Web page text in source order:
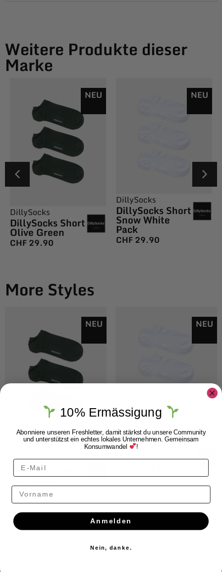
Weitere Produkte dieser
Marke
NEU
DillySocks
DillySocks Short
Olive Green
CHF29.90
NEU
DillySocks
DillySocks Short
Snow White
Pack
CHF29.90
More Styles
NEU
DillySocks
DillySocks Short
Olive Green
CHF29.90
NEU
DillySocks
DillySocks Short
CHF29.90
10% Ermässigung
Abonniere unseren Freshletter, damit stärkst du unsere Community
und unterstützst ein echtes lokales Unternehmen. Gemeinsam
Konsumwandel !
Vorname
Anmelden
Nein, danke.